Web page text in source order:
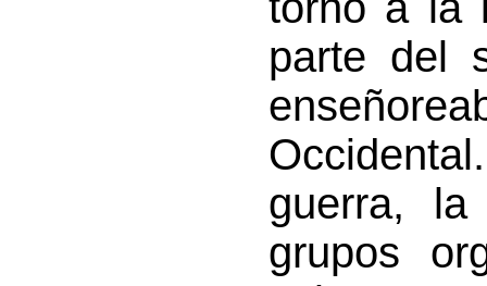
parte del
guerra,
grupos